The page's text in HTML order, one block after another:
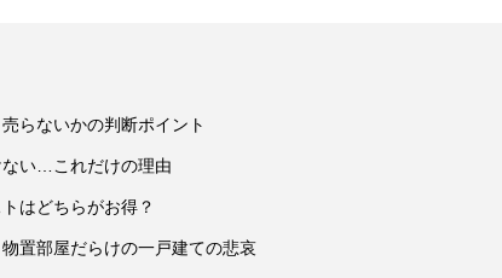
らないかの判断ポイント
ない…これだけの理由
はどちらがお得？
置部屋だらけの一戸建ての悲哀